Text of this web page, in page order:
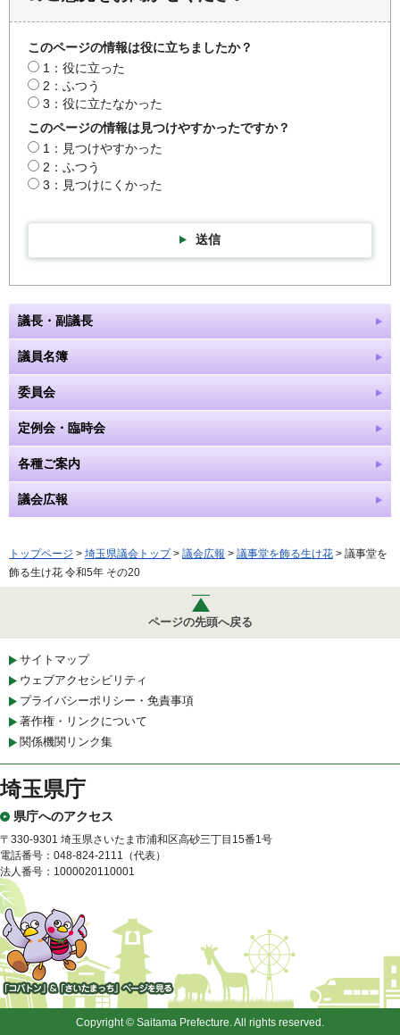
このページの情報は役に立ちましたか？
1：役に立った
2：ふつう
3：役に立たなかった
このページの情報は見つけやすかったですか？
1：見つけやすかった
2：ふつう
3：見つけにくかった
送信
議長・副議長
議員名簿
委員会
定例会・臨時会
各種ご案内
議会広報
トップページ > 埼玉県議会トップ> 議会広報 > 議事堂を飾る生け花 > 議事堂を
飾る生け花 令和5年 その20
ページの先頭へ戻る
サイトマップ
ウェブアクセシビリティ
プライバシーポリシー・免責事項
著作権・リンクについて
関係機関リンク集
埼玉県庁
県庁へのアクセス
〒330-9301 埼玉県さいたま市浦和区高砂三丁目15番1号
電話番号：048-824-2111（代表）
法人番号：1000020110001
「コバトン」&「さいたまっ
Copyright © Saitama Prefecture. All rights reserved.